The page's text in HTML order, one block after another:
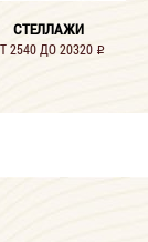
СТЕЛЛАЖИ
2540 ДО 20320 i